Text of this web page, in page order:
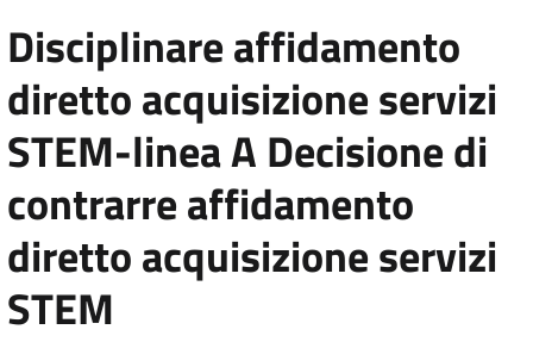
Disciplinare affidamento
diretto acquisizione servizi
STEM-linea A Decisione di
contrarre affidamento
diretto acquisizione servizi
STEM